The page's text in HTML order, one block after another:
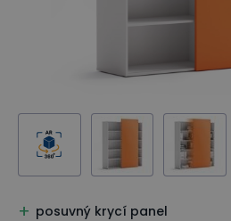
posuvný krycí panel